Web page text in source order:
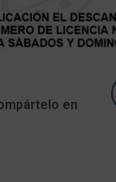
en